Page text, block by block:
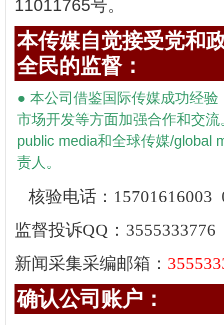
11011765号。
本传媒自觉接受党和
全民的监督：
● 本公司借鉴国际传媒成功经
市场开发等方面加强合作和交
public media和全球传媒/global
责人。
核验电话： 15701616003
监督投诉QQ：3555333776
新闻采集采编邮箱：
确认公司账户：